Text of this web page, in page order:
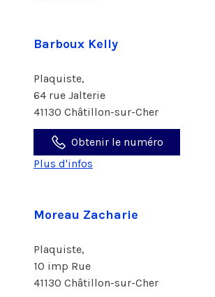
Barboux Kelly
Plaquiste,
64 rue Jalterie
41130 Châtillon-sur-Cher
Obtenir le numéro
Plus d'infos
Moreau Zacharie
Plaquiste,
10 imp Rue
41130 Châtillon-sur-Cher